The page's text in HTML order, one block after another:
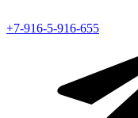
+7-916-5-916-655